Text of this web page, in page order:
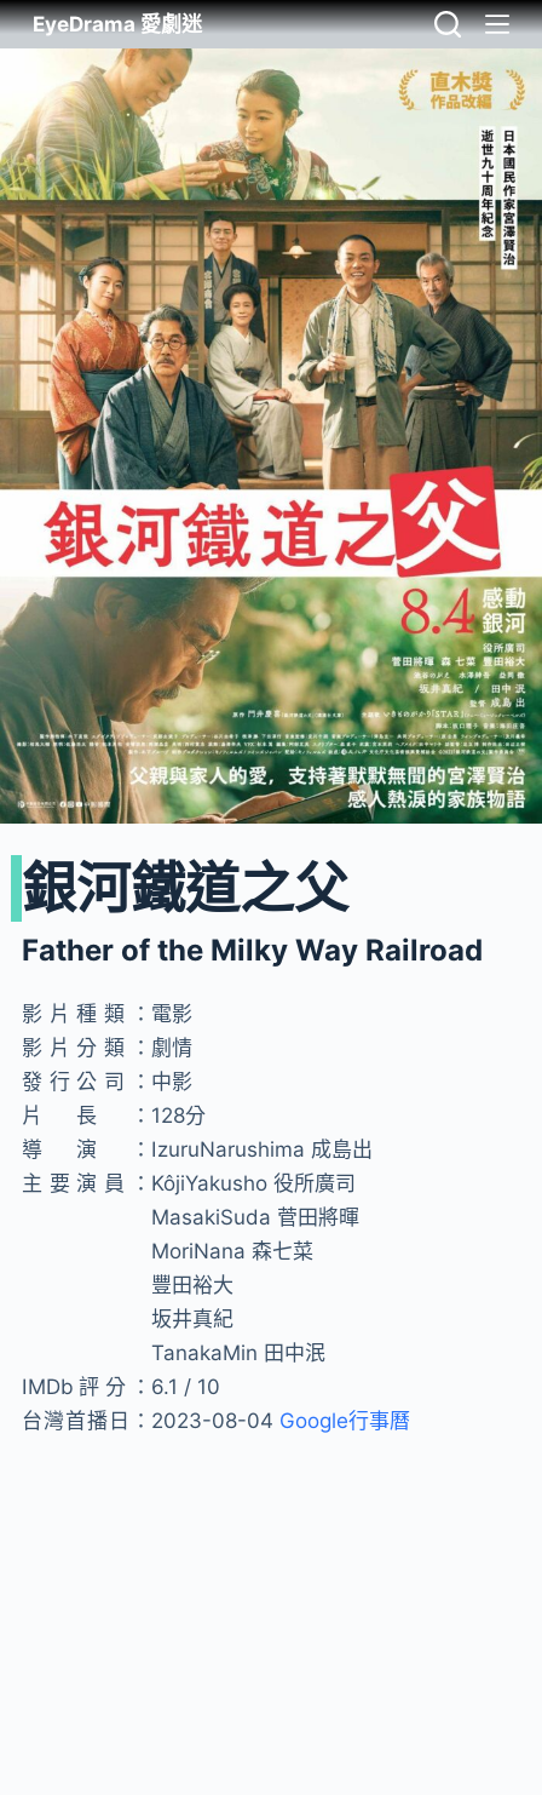
EyeDrama 愛劇迷
銀河鐵道之父
Father of the Milky Way Railroad
影片種類： 電影
影片分類： 劇情
發行公司： 中影
片長： 128分
導演： IzuruNarushima 成島出
主要演員： KôjiYakusho 役所廣司
MasakiSuda 菅田將暉
MoriNana 森七菜
豐田裕大
坂井真紀
TanakaMin 田中泯
IMDb評分： 6.1 / 10
台灣首播日： 2023-08-04 Google行事曆